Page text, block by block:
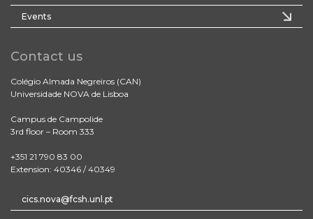
Events
Contact us
Colégio Almada Negreiros (CAN)
Universidade NOVA de Lisboa
Campus de Campolide
3rd floor – Room 333
+351 21 790 83 00
Extension: 40346 / 40349
cics.nova@fcsh.unl.pt